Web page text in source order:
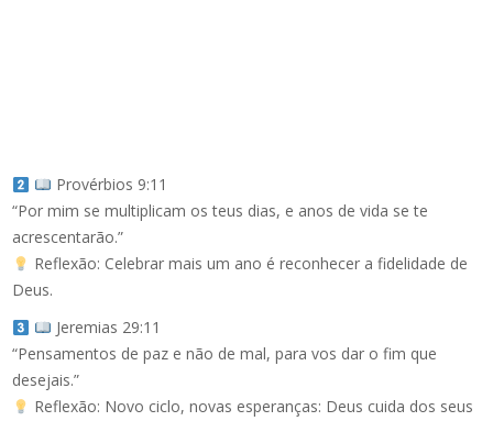
Provérbios 9:11
“Por mim se multiplicam os teus dias, e anos de vida se te
acrescentarão.”
Reflexão: Celebrar mais um ano é reconhecer a fidelidade de
Deus.
Jeremias 29:11
“Pensamentos de paz e não de mal, para vos dar o fim que
desejais.”
Reflexão: Novo ciclo, novas esperanças: Deus cuida dos seus